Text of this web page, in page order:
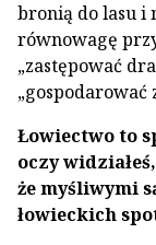
bronią do lasu i
równowagę
„zastępować
„gospodarować
Łowiectwo to
oczy
że myśliwymi
łowieckich